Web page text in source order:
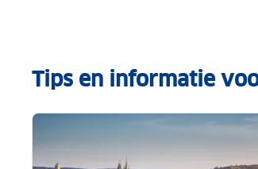
Tips en informatie